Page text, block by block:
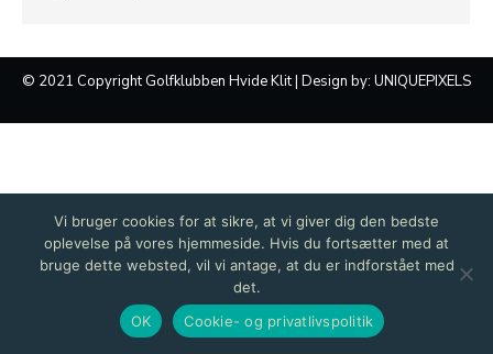
© 2021 Copyright Golfklubben Hvide Klit | Design by: UNIQUEPIXELS
Vi bruger cookies for at sikre, at vi giver dig den bedste
oplevelse på vores hjemmeside. Hvis du fortsætter med at
bruge dette websted, vil vi antage, at du er indforstået med
det.
OK
Cookie- og privatlivspolitik